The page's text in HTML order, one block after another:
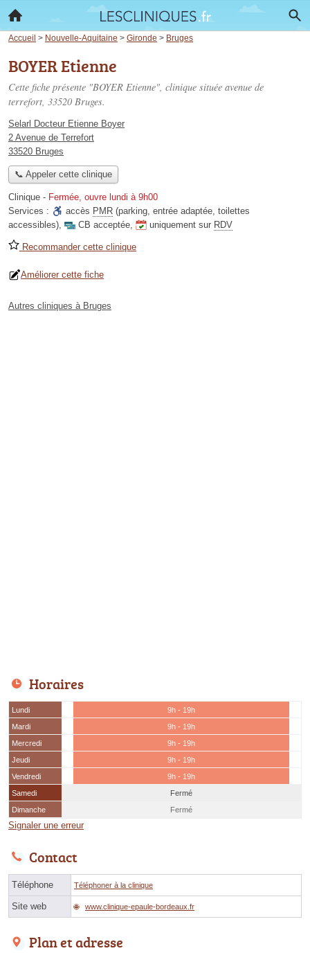
Accueil > Nouvelle-Aquitaine > Gironde > Bruges
BOYER Etienne
Cette fiche présente "BOYER Etienne", clinique située avenue de
terrefort, 33520 Bruges.
Selarl Docteur Etienne Boyer
2 Avenue de Terrefort
33520 Bruges
📞 Appeler cette clinique
Clinique - Fermée, ouvre lundi à 9h00
Services :
accès PMR (parking, entrée adaptée, toilettes
accessibles), CB acceptée, uniquement sur RDV
Recommander cette clinique
Améliorer cette fiche
Autres cliniques à Bruges
Horaires
Lundi
9h - 19h
Mardi
9h - 19h
Mercredi
9h - 19h
Jeudi
9h - 19h
Vendredi
9h - 19h
Samedi
Fermé
Dimanche
Fermé
Signaler une erreur
Contact
Téléphone Téléphoner à la clinique
Site web www.clinique-epaule-bordeaux.fr
Plan et adresse